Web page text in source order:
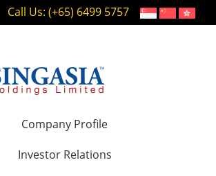
Call Us: (+65) 6499 5757
Company Profile
Investor Relations